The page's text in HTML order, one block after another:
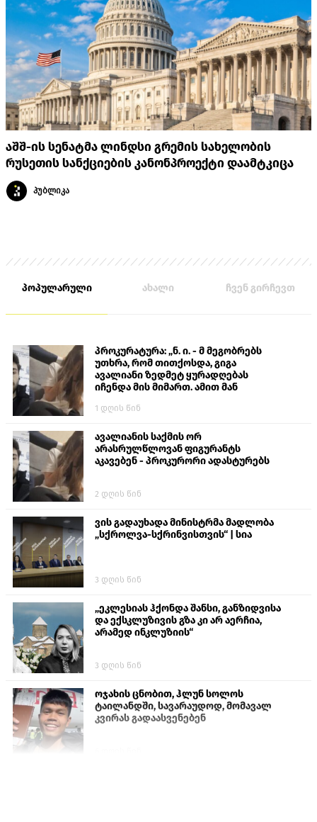
აშშ-ის სენატმა ლინდსი გრემის სახელობის
რუსეთის სანქციების კანონპროექტი დაამტკიცა
პუბლიკა
პოპულარული ახალი ჩვენ გირჩევთ
პროკურატურა: „ნ. ი. - მ მეგობრებს
უთხრა, რომ თითქოსდა, გიგა
ავალიანი ზედმეტ ყურადღებას
იჩენდა მის მიმართ. ამით მან
თავს დასხმოდა გიგა ავალიანს“
1 დღის წინ
ავალიანის საქმის ორ
არასრულწლოვან ფიგურანტს
აკავებენ - პროკურორი ადასტურებს
2 დღის წინ
ვის გადაუხადა მინისტრმა მადლობა
„სქროლვა-სქრინვისთვის“ | სია
3 დღის წინ
„ეკლესიას ჰქონდა შანსი, განზიდვისა
და ექსკლუზივის გზა კი არ აერჩია,
არამედ ინკლუზიის“
3 დღის წინ
ოჯახის ცნობით, ჰლუნ სოლოს
ტაილანდში, სავარაუდოდ, მომავალ
კვირას გადაასვენებენ